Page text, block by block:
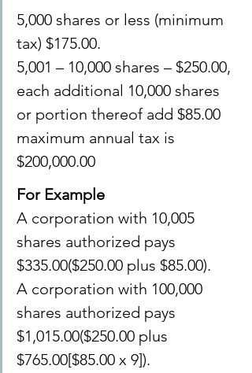
5,000 shares or less (minimum
tax) $175.00.
5,001 – 10,000 shares – $250.00,
each additional 10,000 shares
or portion thereof add $85.00
maximum annual tax is
$200,000.00
For Example
A corporation with 10,005
shares authorized pays
$335.00($250.00 plus $85.00).
A corporation with 100,000
shares authorized pays
$1,015.00($250.00 plus
$765.00[$85.00 x 9]).